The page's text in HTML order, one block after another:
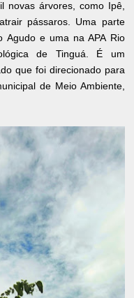
novas árvores, como Ipê,
pássaros. Uma parte
Agudo e uma na APA Rio
de Tinguá. É um
que foi direcionado para
de Meio Ambiente,